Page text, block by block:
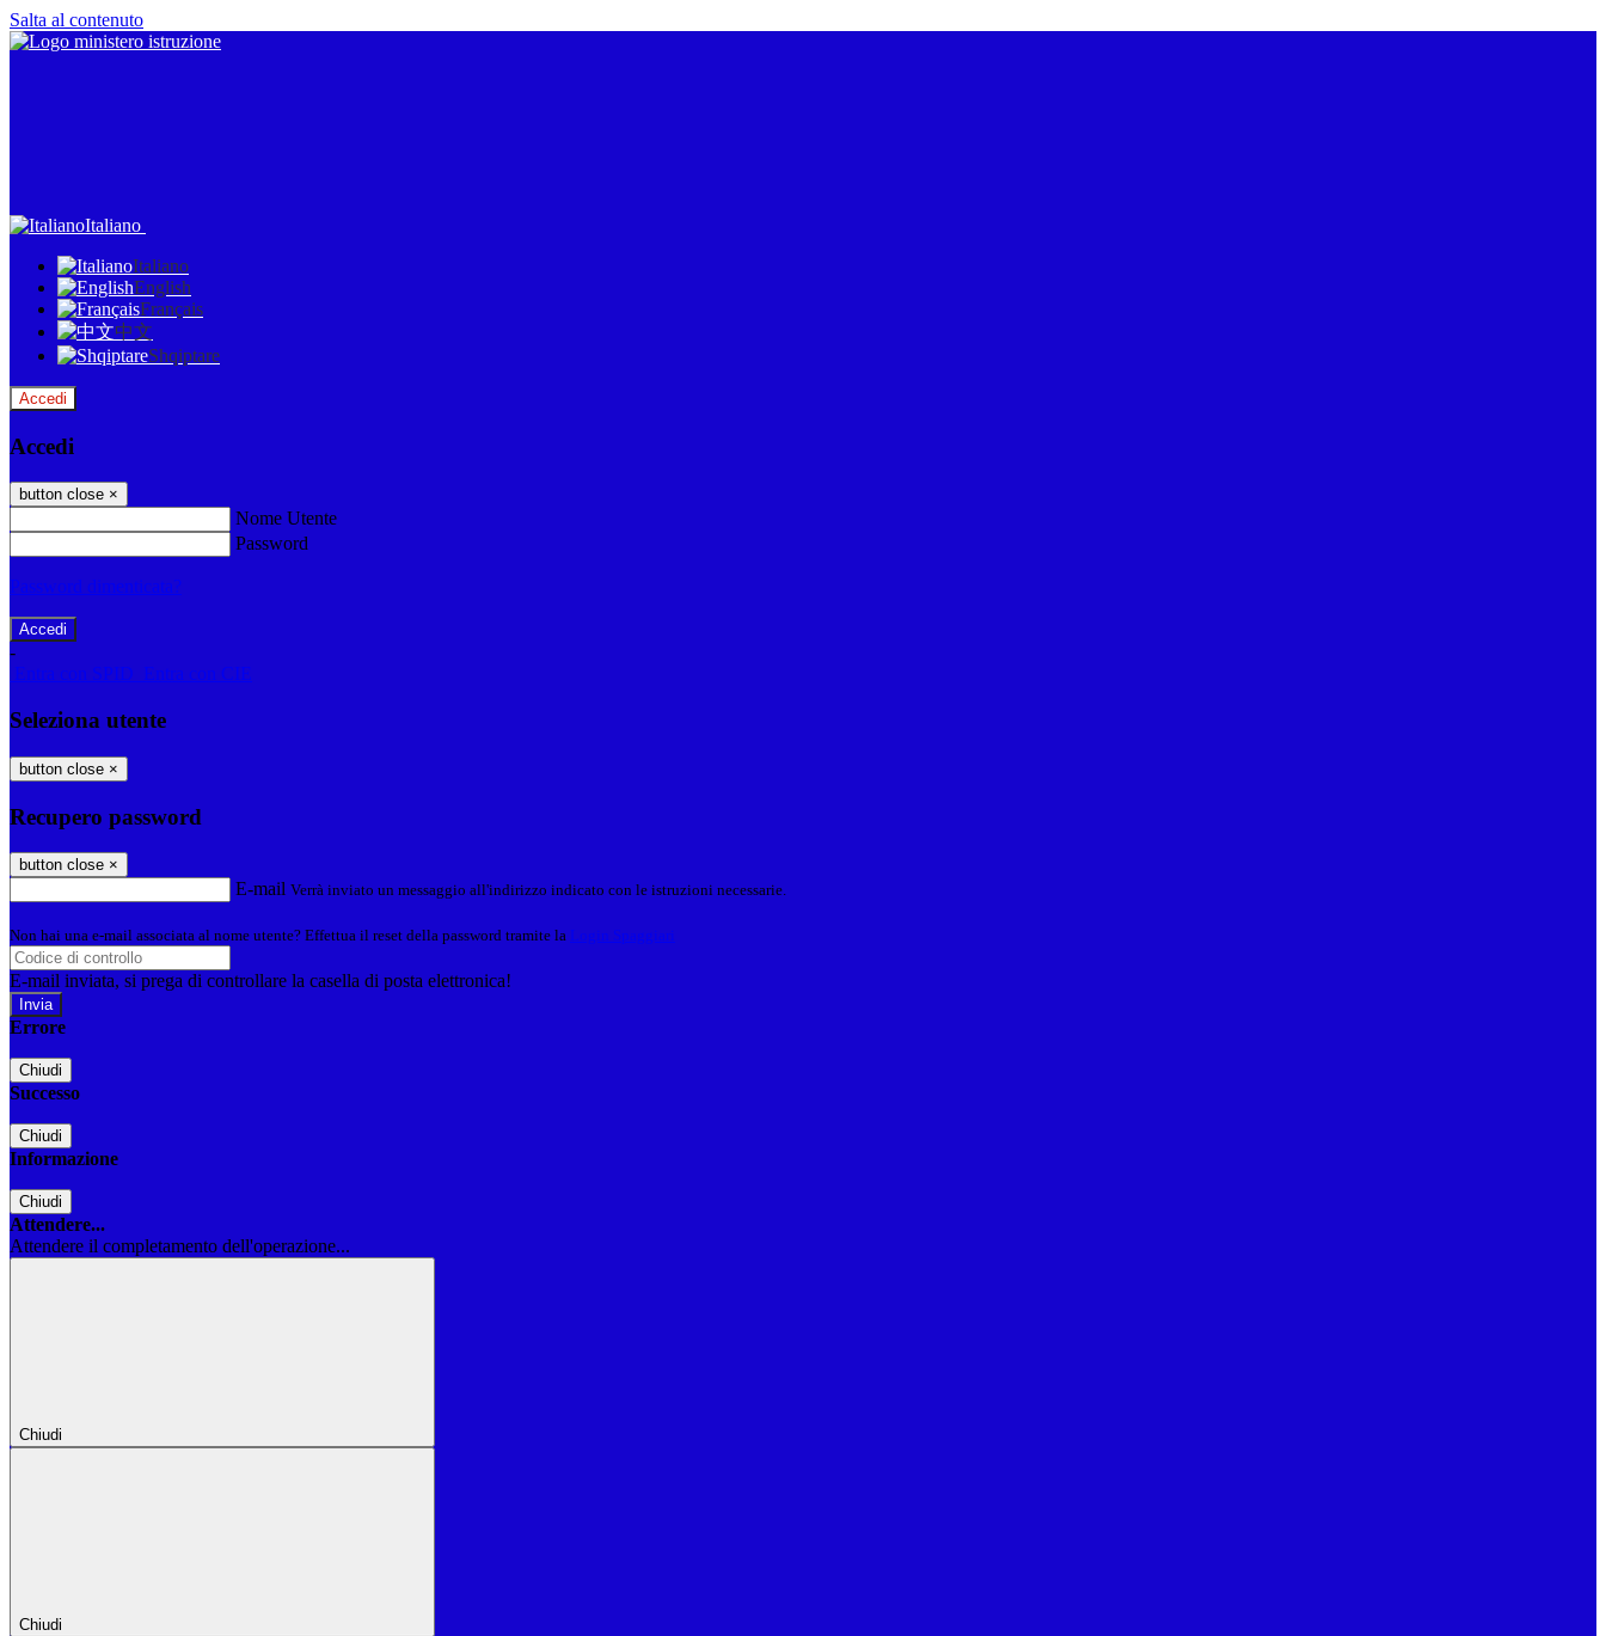
Salta al contenuto
Italiano
Italiano
English
Français
中文
Shqiptare
Accedi
Accedi
button close ×
Nome Utente
Password
Password dimenticata?
-
Entra con SPID
Entra con CIE
Seleziona utente
button close ×
Recupero password
button close ×
E-mail Verrà inviato un messaggio all'indirizzo indicato con le istruzioni necessarie.
Non hai una e-mail associata al nome utente? Effettua il reset della password tramite la Login Spaggiari
E-mail inviata, si prega di controllare la casella di posta elettronica!
Errore
Chiudi
Successo
Chiudi
Informazione
Chiudi
Attendere...
Attendere il completamento dell'operazione...
Chiudi
Chiudi